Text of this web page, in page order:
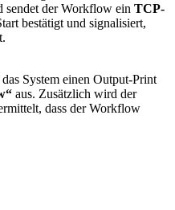
sendet der Workflow ein TCP-
bestätigt und signalisiert,
System einen Output-Print
aus. Zusätzlich wird der
dass der Workflow